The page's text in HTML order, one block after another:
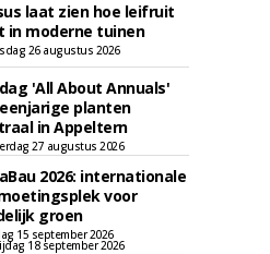
laat zien hoe leifruit
in moderne tuinen
26 augustus 2026
'All About Annuals'
planten
in Appeltern
27 augustus 2026
2026: internationale
voor
groen
15 september 2026
18 september 2026